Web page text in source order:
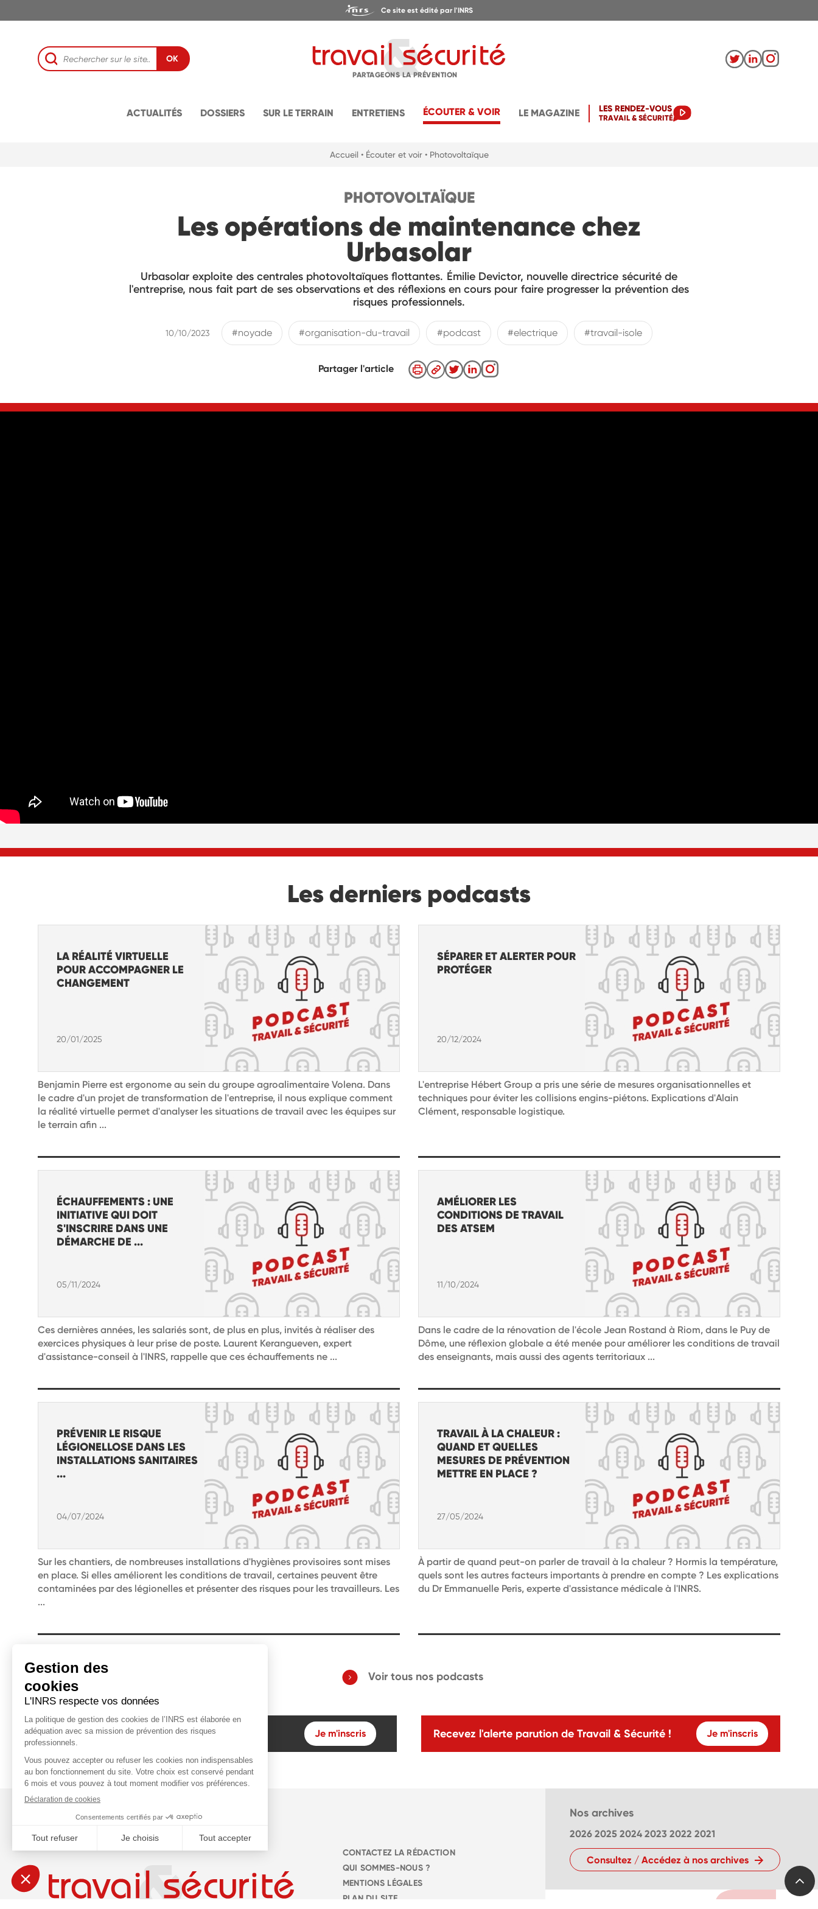
Ce site est édité par l'INRS
OK
PARTAGEONS LA PRÉVENTION
ACTUALITÉS DOSSIERS SUR LE TERRAIN ENTRETIENS ÉCOUTER & VOIR LE MAGAZINE LES RENDEZ-VOUS
TRAVAIL & SÉCURITÉ
Accueil • Écouter et voir • Photovoltaïque
PHOTOVOLTAÏQUE
Les opérations de maintenance chez
Urbasolar
Urbasolar exploite des centrales photovoltaïques flottantes. Émilie Devictor, nouvelle directrice sécurité de
l'entreprise, nous fait part de ses observations et des réflexions en cours pour faire progresser la prévention des
risques professionnels.
10/10/2023 #noyade #organisation-du-travail #podcast #electrique #travail-isole
Partager l'article
Les derniers podcasts
LA RÉALITÉ VIRTUELLE
POUR ACCOMPAGNER LE
CHANGEMENT
20/01/2025
Benjamin Pierre est ergonome au sein du groupe agroalimentaire Volena. Dans
le cadre d'un projet de transformation de l'entreprise, il nous explique comment
la réalité virtuelle permet d'analyser les situations de travail avec les équipes sur
le terrain afin ...
SÉPARER ET ALERTER POUR
PROTÉGER
20/12/2024
L'entreprise Hébert Group a pris une série de mesures organisationnelles et
techniques pour éviter les collisions engins-piétons. Explications d'Alain
Clément, responsable logistique.
ÉCHAUFFEMENTS : UNE
INITIATIVE QUI DOIT
S'INSCRIRE DANS UNE
DÉMARCHE DE ...
05/11/2024
Ces dernières années, les salariés sont, de plus en plus, invités à réaliser des
exercices physiques à leur prise de poste. Laurent Kerangueven, expert
d'assistance-conseil à l'INRS, rappelle que ces échauffements ne ...
AMÉLIORER LES
CONDITIONS DE TRAVAIL
DES ATSEM
11/10/2024
Dans le cadre de la rénovation de l'école Jean Rostand à Riom, dans le Puy de
Dôme, une réflexion globale a été menée pour améliorer les conditions de travail
des enseignants, mais aussi des agents territoriaux ...
PRÉVENIR LE RISQUE
LÉGIONELLOSE DANS LES
INSTALLATIONS SANITAIRES
...
04/07/2024
Sur les chantiers, de nombreuses installations d'hygiènes provisoires sont mises
en place. Si elles améliorent les conditions de travail, certaines peuvent être
contaminées par des légionelles et présenter des risques pour les travailleurs. Les
...
TRAVAIL À LA CHALEUR :
QUAND ET QUELLES
MESURES DE PRÉVENTION
METTRE EN PLACE ?
27/05/2024
À partir de quand peut-on parler de travail à la chaleur ? Hormis la température,
quels sont les autres facteurs importants à prendre en compte ? Les explications
du Dr Emmanuelle Peris, experte d'assistance médicale à l'INRS.
Voir tous nos podcasts
Abonnez-vous à la newsletter de l'INRS ! Je m'inscris Recevez l'alerte parution de Travail & Sécurité ! Je m'inscris
CONTACTEZ LA RÉDACTION
QUI SOMMES-NOUS ?
MENTIONS LÉGALES
PLAN DU SITE
Nos archives
2026 2025 2024 2023 2022 2021
Consultez / Accédez à nos archives